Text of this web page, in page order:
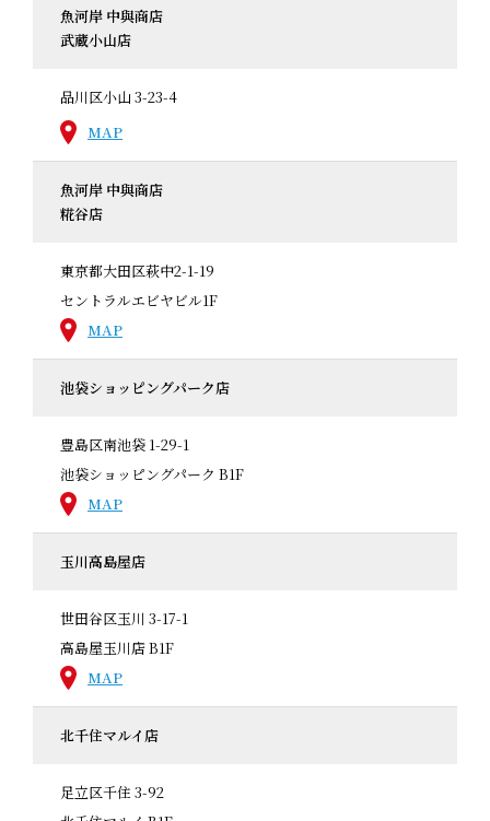
魚河岸 中與商店
武蔵小山店
品川区小山 3-23-4
MAP
魚河岸 中與商店
糀谷店
東京都大田区萩中2-1-19
セントラルエビヤビル1F
MAP
池袋ショッピングパーク店
豊島区南池袋 1-29-1
池袋ショッピングパーク B1F
MAP
玉川高島屋店
世田谷区玉川 3-17-1
高島屋玉川店 B1F
MAP
北千住マルイ店
足立区千住 3-92